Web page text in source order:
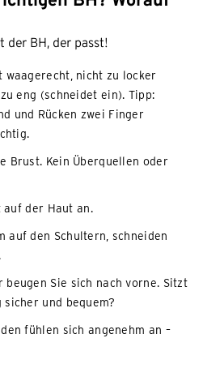
der BH, der passt!
waagerecht, nicht zu locker
eng (schneidet ein). Tipp:
und Rücken zwei Finger
Brust. Kein Überquellen oder
der Haut an.
auf den Schultern, schneiden
beugen Sie sich nach vorne. Sitzt
und bequem?
fühlen sich angenehm an –